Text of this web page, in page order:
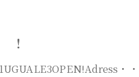
！
・